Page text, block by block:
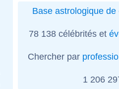
Base astrologique de
78 138 célébrités et
Chercher par
1 206